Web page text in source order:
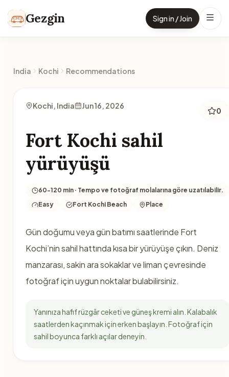
Gezgin Sign in / Join
India Kochi Recommendations
Kochi, India Jun 16, 2026
0
Fort Kochi sahil
yürüyüşü
60-120 min · Tempo ve fotoğraf molalarına göre uzatılabilir.
Easy
Fort Kochi Beach Place
Gün doğumu veya gün batımı saatlerinde Fort
Kochi’nin sahil hattında kısa bir yürüyüşe çıkın. Deniz
manzarası, sakin ara sokaklar ve liman çevresinde
fotoğraf için uygun noktalar bulabilirsiniz.
Yanınıza hafif rüzgâr ceketi ve güneş kremi alın. Kalabalık
saatlerden kaçınmak için erken başlayın. Fotoğraf için
sahil boyunca farklı açılar deneyin.